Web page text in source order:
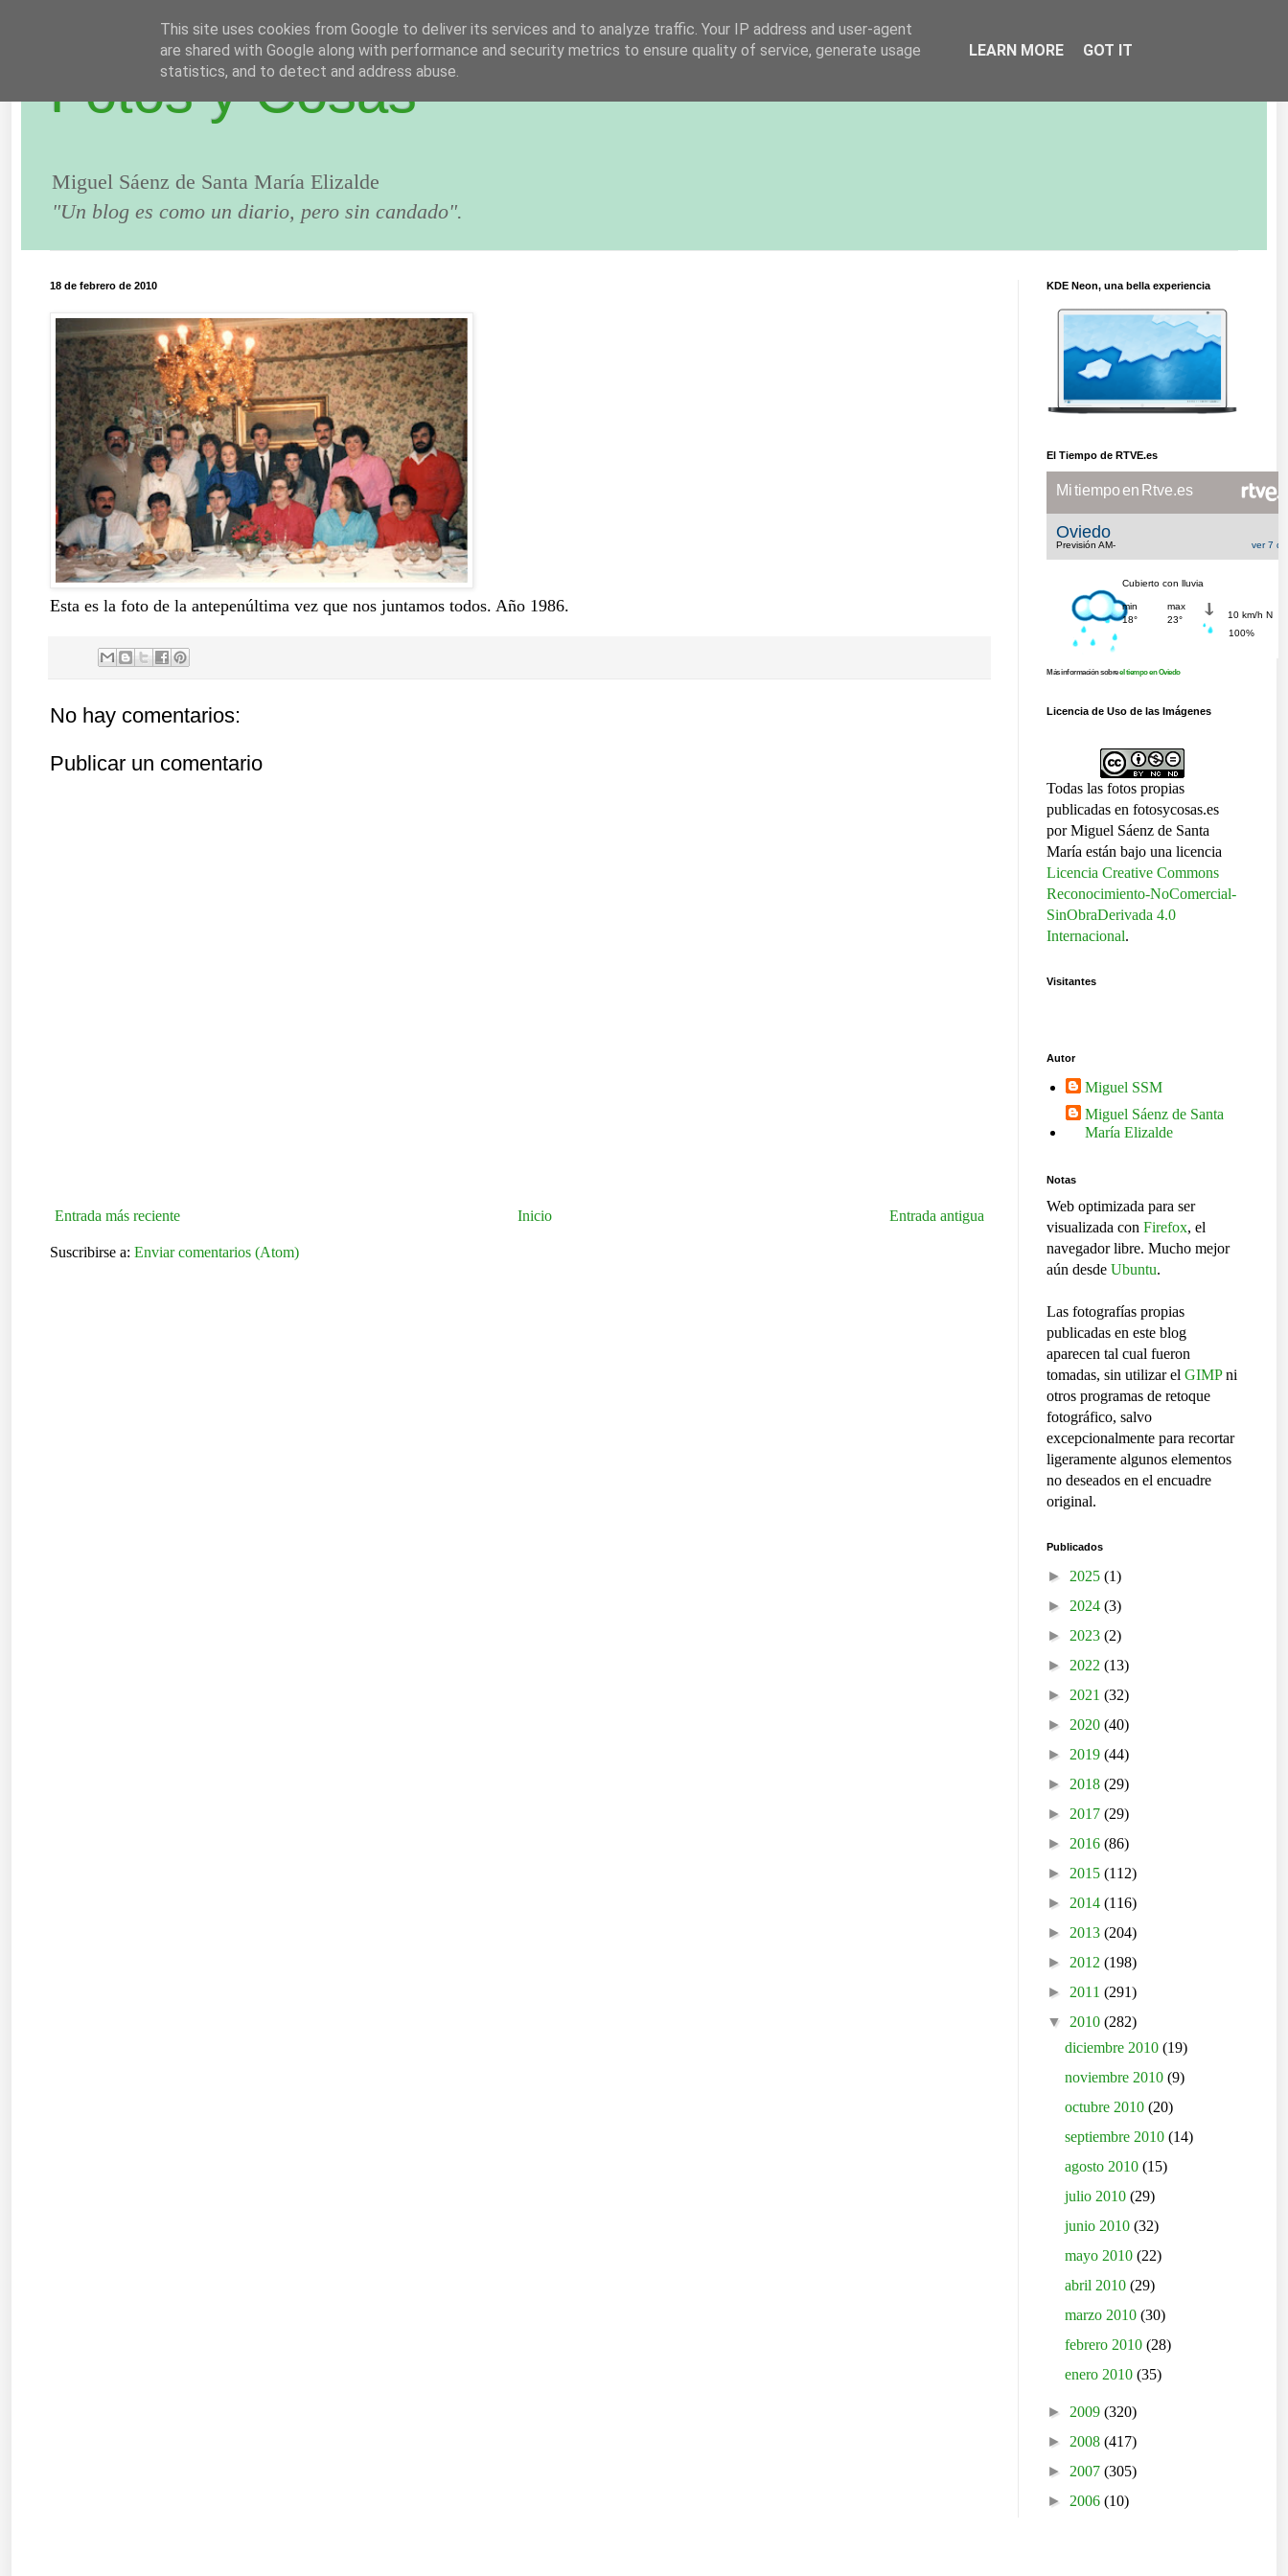
Fotos y Cosas
Miguel Sáenz de Santa María Elizalde
"Un blog es como un diario, pero sin candado".
18 de febrero de 2010
Esta es la foto de la antepenúltima vez que nos juntamos todos. Año 1986.
No hay comentarios:
Publicar un comentario
Entrada más reciente Entrada antigua
Inicio
Suscribirse a: Enviar comentarios (Atom)
KDE Neon, una bella experiencia
El Tiempo de RTVE.es
Más información sobreel tiempo en Oviedo
Licencia de Uso de las Imágenes
Todas las fotos propias
publicadas en fotosycosas.es
por Miguel Sáenz de Santa
María están bajo una licencia
Licencia Creative Commons
Reconocimiento-NoComercial-
SinObraDerivada 4.0
Internacional.
Visitantes
Autor
Miguel SSM
Miguel Sáenz de Santa
María Elizalde
Notas
Web optimizada para ser
visualizada con Firefox, el
navegador libre. Mucho mejor
aún desde Ubuntu.
Las fotografías propias
publicadas en este blog
aparecen tal cual fueron
tomadas, sin utilizar el GIMPni
otros programas de retoque
fotográfico, salvo
excepcionalmente para recortar
ligeramente algunos elementos
no deseados en el encuadre
original.
Publicados
► 2025 (1)
► 2024 (3)
► 2023 (2)
► 2022 (13)
► 2021 (32)
► 2020 (40)
► 2019 (44)
► 2018 (29)
► 2017 (29)
► 2016 (86)
► 2015 (112)
► 2014 (116)
► 2013 (204)
► 2012 (198)
► 2011 (291)
▼ 2010 (282)
diciembre 2010(19)
noviembre 2010(9)
octubre 2010(20)
septiembre 2010(14)
agosto 2010(15)
julio 2010(29)
junio 2010(32)
mayo 2010(22)
abril 2010(29)
marzo 2010(30)
febrero 2010(28)
enero 2010(35)
► 2009 (320)
► 2008 (417)
► 2007 (305)
► 2006 (10)
This site uses cookies from Google to deliver its services and to analyze traffic. Your IP address and user-agent
are shared with Google along with performance and security metrics to ensure quality of service, generate usage
statistics, and to detect and address abuse.
LEARN MORE GOT IT